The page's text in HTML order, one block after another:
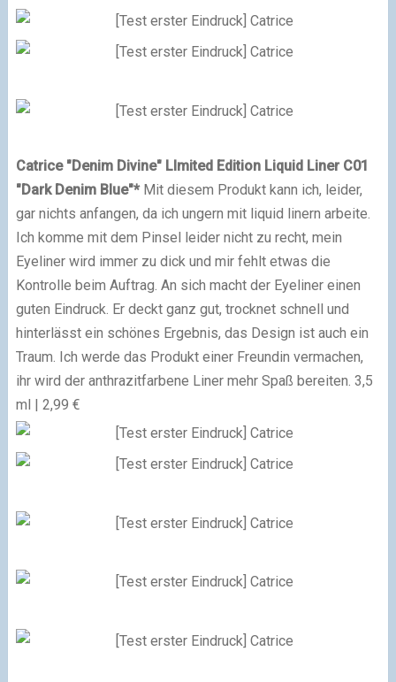
Catrice "Denim Divine" LImited Edition Liquid Liner C01
"Dark Denim Blue"* Mit diesem Produkt kann ich, leider,
gar nichts anfangen, da ich ungern mit liquid linern arbeite.
Ich komme mit dem Pinsel leider nicht zu recht, mein
Eyeliner wird immer zu dick und mir fehlt etwas die
Kontrolle beim Auftrag. An sich macht der Eyeliner einen
guten Eindruck. Er deckt ganz gut, trocknet schnell und
hinterlässt ein schönes Ergebnis, das Design ist auch ein
Traum. Ich werde das Produkt einer Freundin vermachen,
ihr wird der anthrazitfarbene Liner mehr Spaß bereiten. 3,5
ml | 2,99 €